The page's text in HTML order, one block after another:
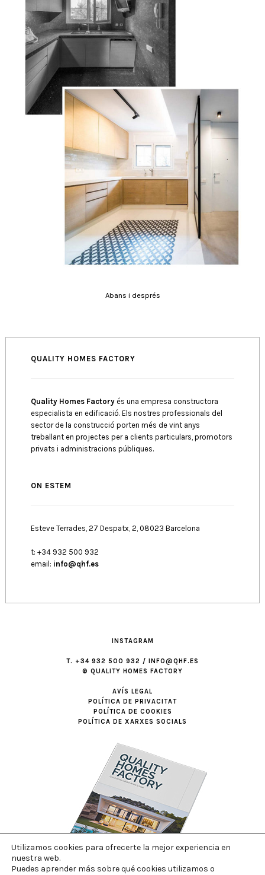
Abans i després
QUALITY HOMES FACTORY
Quality Homes Factoryés una empresa constructora
especialista en edificació. Els nostres professionals del
sector de la construcció porten més de vint anys
treballant en projectes per a clients particulars, promotors
privats i administracions públiques.
ON ESTEM
Esteve Terrades, 27 Despatx, 2, 08023 Barcelona
t: +34 932 500 932
email: info@qhf.es
INSTAGRAM
T. +34 932 500 932 / INFO@QHF.ES
© QUALITY HOMES FACTORY
AVÍS LEGAL
POLÍTICA DE PRIVACITAT
POLÍTICA DE COOKIES
POLÍTICA DE XARXES SOCIALS
Utilizamos cookies para ofrecerte la mejor experiencia en
nuestra web.
Puedes aprender más sobre qué cookies utilizamos o